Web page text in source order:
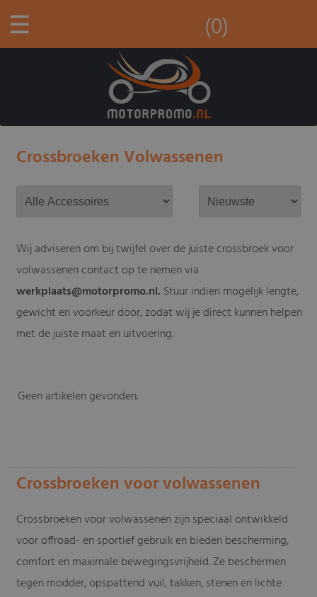
☰ (0)
Crossbroeken Volwassenen
Wij adviseren om bij twijfel over de juiste crossbroek voor
volwassenen contact op te nemen via
werkplaats@motorpromo.nl. Stuur indien mogelijk lengte,
gewicht en voorkeur door, zodat wij je direct kunnen helpen
met de juiste maat en uitvoering.
Geen artikelen gevonden.
Crossbroeken voor volwassenen
Crossbroeken voor volwassenen zijn speciaal ontwikkeld
voor offroad- en sportief gebruik en bieden bescherming,
comfort en maximale bewegingsvrijheid. Ze beschermen
tegen modder, opspattend vuil, takken, stenen en lichte